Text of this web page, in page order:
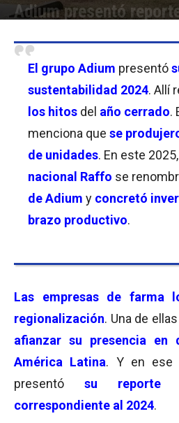
Adium presentó
El grupo Adium presentó
sustentabilidad 2024. Allí
los hitos del año cerrado.
menciona que se
de unidades. En este 2025,
nacional Raffo se
de Adium y concretó
brazo productivo.
Las empresas de farma
regionalización. Una de ellas
afianzar su presencia en
América Latina. Y en ese
presentó su reporte
correspondiente al 2024.